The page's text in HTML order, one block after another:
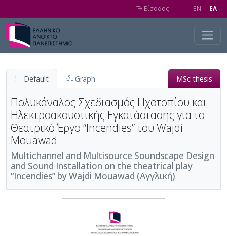
Είσοδος EN EΛ
Default Graph MSc thesis
Πολυκάναλος Σχεδιασμός Ηχοτοπίου και
Ηλεκτροακουστικής Εγκατάστασης για το
Θεατρικό Έργο “Incendies” του Wajdi
Mouawad
Multichannel and Multisource Soundscape Design
and Sound Installation on the theatrical play
“Incendies” by Wajdi Mouawad (Αγγλική)